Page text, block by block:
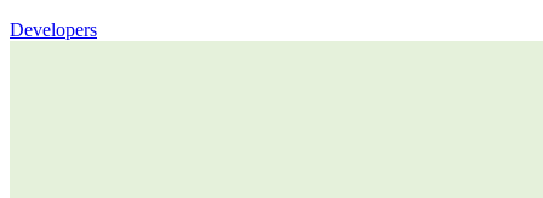
Developers